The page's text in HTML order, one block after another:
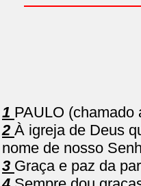
1 PAULO (chamado
2 À igreja de Deus
nome de nosso
3 Graça e paz da